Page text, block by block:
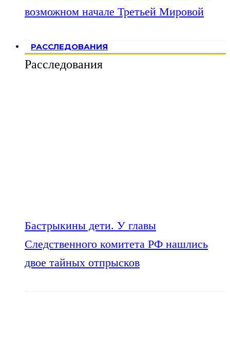
возможном начале Третьей Мировой
РАССЛЕДОВАНИЯ
Расследования
Бастрыкины дети. У главы
Следственного комитета РФ нашлись
двое тайных отпрысков